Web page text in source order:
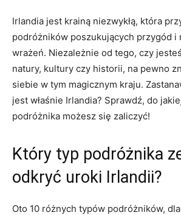
Irlandia jest krainą niezwykłą, ⁣która‍
podróżników​ poszukujących przygód i
‌wrażeń. Niezależnie od tego, czy
natury, kultury czy historii, na pewno
siebie w⁢ tym magicznym kraju.
jest właśnie⁢ Irlandia? Sprawdź, do
podróżnika ‌możesz się⁢ zaliczyć!
Który ⁣typ podróżnika
odkryć ‍uroki Irlandii?
Oto 10 ‍różnych typów ​podróżników,